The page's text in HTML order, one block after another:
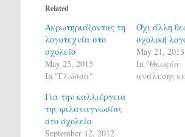
Related
Ακρωτηριάζοντας τη
λογοτεχνία στο
σχολείο
May 25, 2015
In "Γλώσσα"
Όχι άλλη
σχολική
May 21, 2013
In "Θεωρία
ανάλυσης
Για την καλλιέργεια
της φιλαναγνωσίας
στο σχολείο.
September 12, 2012